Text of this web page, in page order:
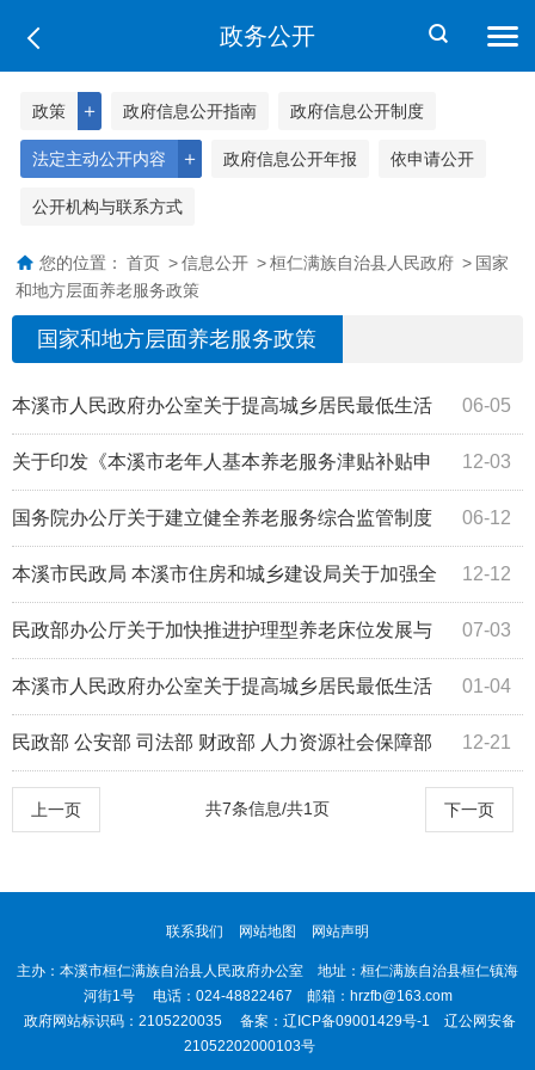
政务公开
＋
政策 政府信息公开指南 政府信息公开制度
＋
法定主动公开内容 政府信息公开年报 依申请公开
公开机构与联系方式
您的位置： 首页 > 信息公开 > 桓仁满族自治县人民政府 > 国家
和地方层面养老服务政策
国家和地方层面养老服务政策
06-05
本溪市人民政府办公室关于提高城乡居民最低生活
保障、特困人员救助供养基本生活、孤儿基... 12-03
关于印发《本溪市老年人基本养老服务津贴补贴申
领操作细则》的通知（本民规发〔2025〕2号） 06-12
国务院办公厅关于建立健全养老服务综合监管制度
促进养老服务高质量发展的意见（国办发【2... 12-12
本溪市民政局 本溪市住房和城乡建设局关于加强全
市民政服务机构燃气安全排查整治的通知 07-03
民政部办公厅关于加快推进护理型养老床位发展与
监测工作的通知（民办函【2020】38号） 01-04
本溪市人民政府办公室关于提高城乡居民最低生活
保障、特困人员基本生活、孤儿基本生活养... 12-21
民政部 公安部 司法部 财政部 人力资源社会保障部
文化部 卫生计生委 国务院扶贫办 全国...
上一页 下一页
共7条信息/共1页
联系我们 网站地图 网站声明
主办：本溪市桓仁满族自治县人民政府办公室 地址：桓仁满族自治县桓仁镇海
河街1号 电话：024-48822467 邮箱：hrzfb@163.com
政府网站标识码：2105220035 备案： 辽ICP备09001429号-1
辽公网安备
21052202000103号